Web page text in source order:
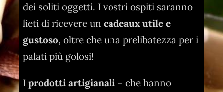
dei soliti oggetti. I vostri ospiti saranno
lieti di ricevere uncadeaux utile e
gustoso, oltre che una prelibatezza per i
palati più golosi!
Iprodotti artigianali – che hanno